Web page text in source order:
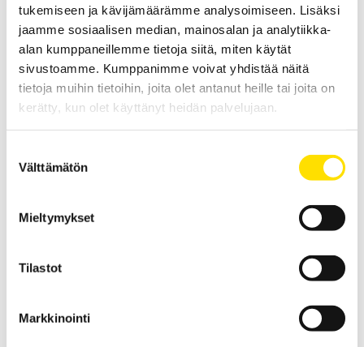
tukemiseen ja kävijämäärämme analysoimiseen. Lisäksi
jaamme sosiaalisen median, mainosalan ja analytiikka-
alan kumppaneillemme tietoja siitä, miten käytät
sivustoamme. Kumppanimme voivat yhdistää näitä
tietoja muihin tietoihin, joita olet antanut heille tai joita on
kerätty, kun olet käyttänyt heidän palvelujaan.
valinta
Välttämätön
Mieltymykset
Tilastot
Markkinointi
LUE LISÄÄ
Liittyvät tuotteet
maadoitusvastustesterit maadoitusjärjestelmien käyttöönotto-
sekä viitemaadoitusten kunnossapitomittauksiin.